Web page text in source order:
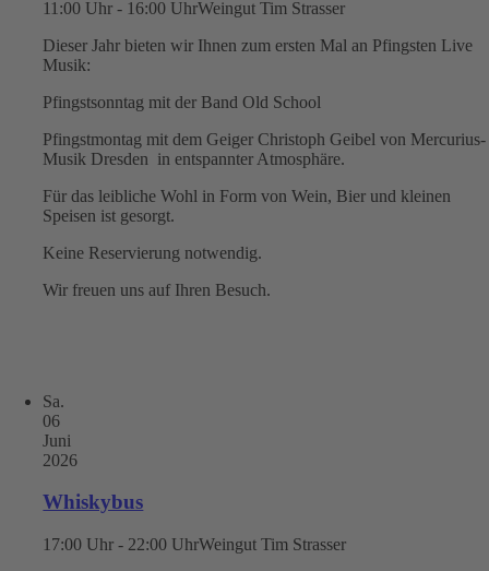
11:00 Uhr - 16:00 UhrWeingut Tim Strasser
Dieser Jahr bieten wir Ihnen zum ersten Mal an Pfingsten Live
Musik:
Pfingstsonntag mit der Band Old School
Pfingstmontag mit dem Geiger Christoph Geibel von Mercurius-
Musik Dresden in entspannter Atmosphäre.
Für das leibliche Wohl in Form von Wein, Bier und kleinen
Speisen ist gesorgt.
Keine Reservierung notwendig.
Wir freuen uns auf Ihren Besuch.
Sa.
06
Juni
2026
Whiskybus
17:00 Uhr - 22:00 UhrWeingut Tim Strasser